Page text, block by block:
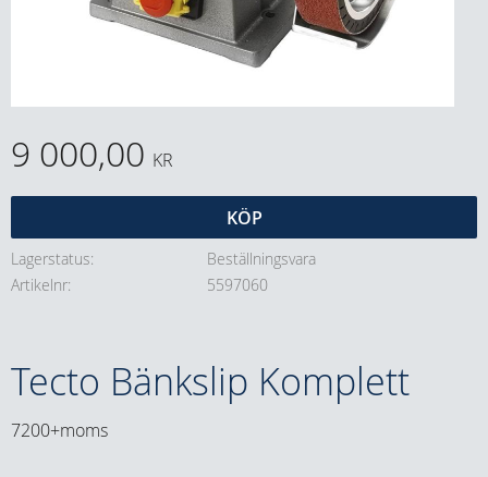
9 000,00 KR
KÖP
Lagerstatus
Beställningsvara
Artikelnr
5597060
Tecto Bänkslip Komplett
7200+moms